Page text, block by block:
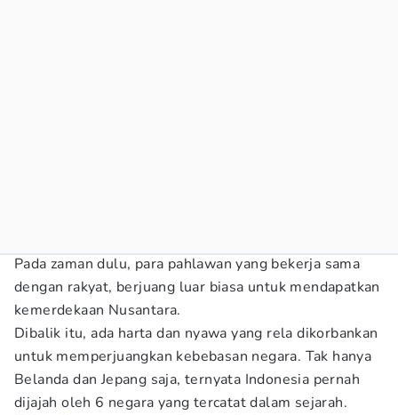
Pada zaman dulu, para pahlawan yang bekerja sama
dengan rakyat, berjuang luar biasa untuk mendapatkan
kemerdekaan Nusantara.
Dibalik itu, ada harta dan nyawa yang rela dikorbankan
untuk memperjuangkan kebebasan negara. Tak hanya
Belanda dan Jepang saja, ternyata Indonesia pernah
dijajah oleh 6 negara yang tercatat dalam sejarah.